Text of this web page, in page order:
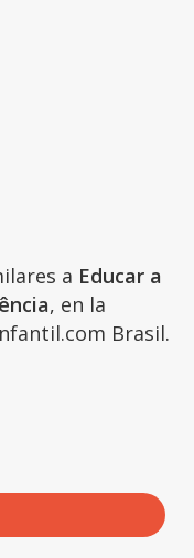
a Educar a
, en la
Brasil.